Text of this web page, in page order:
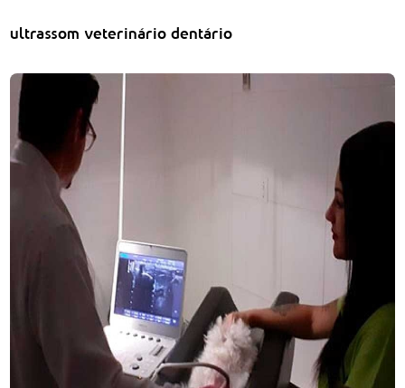
ultrassom veterinário dentário